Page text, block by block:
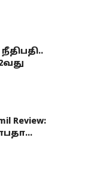
Review: